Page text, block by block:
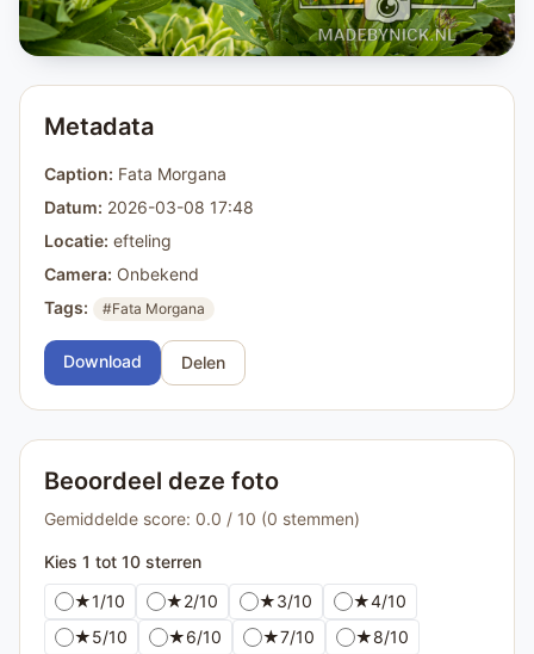
Metadata
Caption: Fata Morgana
Datum: 2026-03-08 17:48
Locatie: efteling
Camera: Onbekend
Tags:
#Fata Morgana
Download Delen
Beoordeel deze foto
Gemiddelde score: 0.0 / 10 (0 stemmen)
Kies 1 tot 10 sterren
★1/10 ★2/10 ★3/10 ★4/10
★5/10 ★6/10 ★7/10 ★8/10